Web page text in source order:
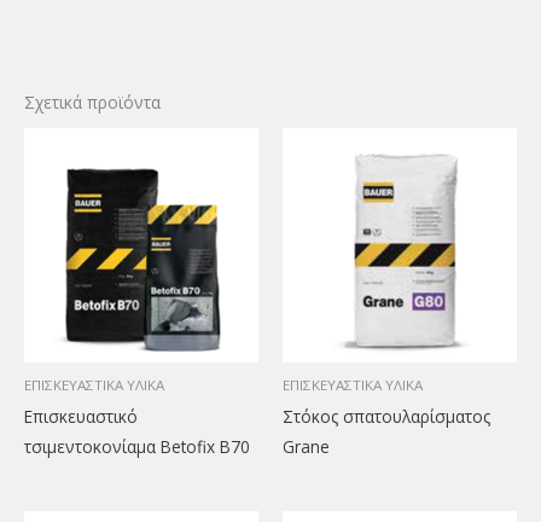
Σχετικά προϊόντα
ΕΠΙΣΚΕΥΑΣΤΙΚΑ ΥΛΙΚΑ
Επισκευαστικό
τσιμεντοκονίαμα Betofix B70
ΕΠΙΣΚΕΥΑΣΤΙΚΑ ΥΛΙΚΑ
Στόκος σπατουλαρίσματος
Grane